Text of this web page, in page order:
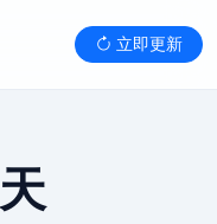
立即更新